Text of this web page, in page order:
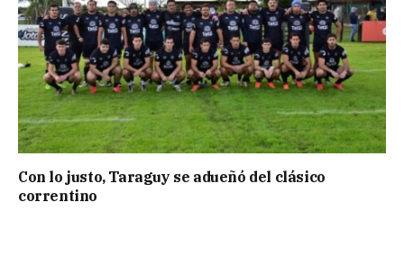
Con lo justo, Taraguy se adueñó del clásico
correntino